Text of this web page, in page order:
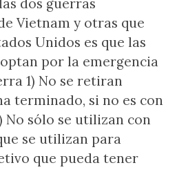
dos guerras
Vietnam y otras que
Unidos es que las
por la emergencia
1) No se retiran
terminado, si no es con
No sólo se utilizan con
se utilizan para
que pueda tener